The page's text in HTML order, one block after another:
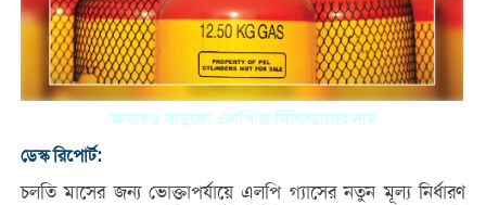
আবারও বাড়লো এলপিজি সিলিন্ডারের দাম
ডেস্ক রিপোর্ট:
চলতি মাসের জন্য ভোক্তাপর্যায়ে এলপি গ্যাসের নতুন মূল্য নির্ধারণ